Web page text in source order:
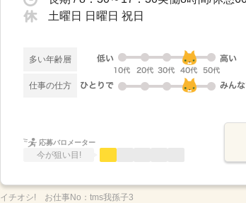
土曜日 日曜日 祝日
多い年齢層
仕事の仕方
応募バロメーター
今が狙い目!
イチオシ! お仕事No： tms我孫子3